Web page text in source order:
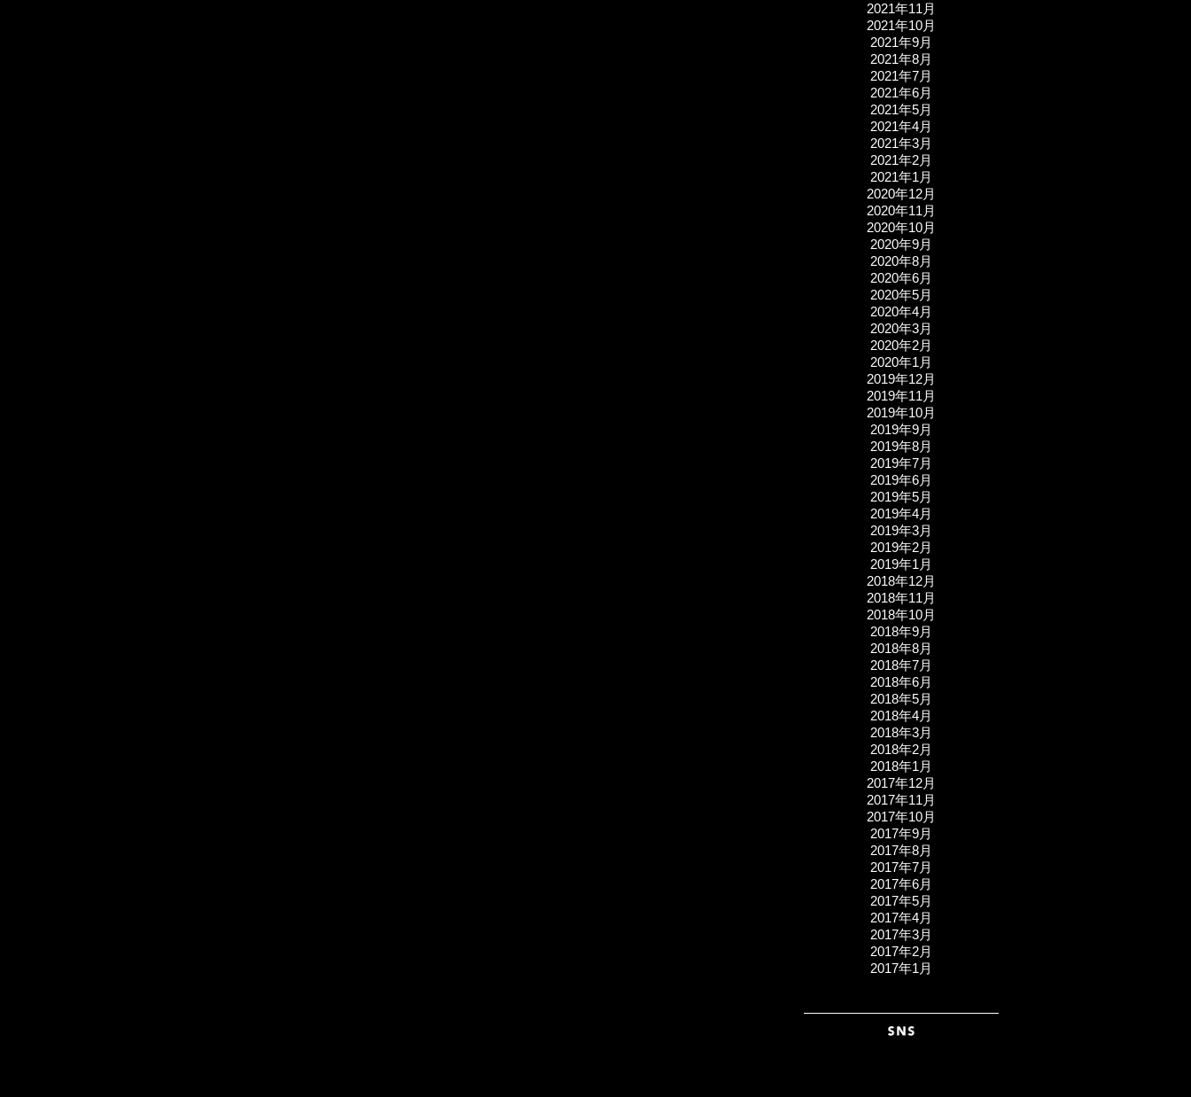
2021年11月
2021年10月
2021年9月
2021年8月
2021年7月
2021年6月
2021年5月
2021年4月
2021年3月
2021年2月
2021年1月
2020年12月
2020年11月
2020年10月
2020年9月
2020年8月
2020年6月
2020年5月
2020年4月
2020年3月
2020年2月
2020年1月
2019年12月
2019年11月
2019年10月
2019年9月
2019年8月
2019年7月
2019年6月
2019年5月
2019年4月
2019年3月
2019年2月
2019年1月
2018年12月
2018年11月
2018年10月
2018年9月
2018年8月
2018年7月
2018年6月
2018年5月
2018年4月
2018年3月
2018年2月
2018年1月
2017年12月
2017年11月
2017年10月
2017年9月
2017年8月
2017年7月
2017年6月
2017年5月
2017年4月
2017年3月
2017年2月
2017年1月